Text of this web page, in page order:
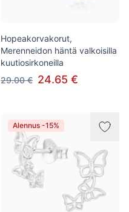
Hopeakorvakorut,
Merenneidon häntä valkoisilla
kuutiosirkoneilla
29.00 € 24.65 €
Alennus -15%